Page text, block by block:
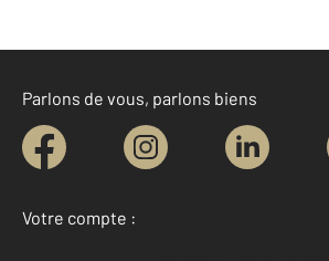
Parlons de vous, parlons biens
Votre compte :